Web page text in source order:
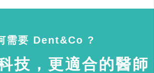
需要 Dent&Co ?
技，更適合的醫師